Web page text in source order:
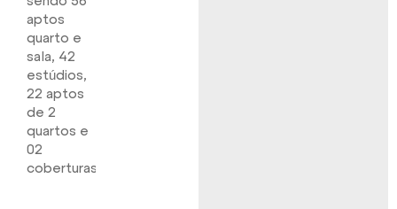
aptos
quarto e
sala, 42
estúdios,
22 aptos
de 2
quartos e
02
coberturas.